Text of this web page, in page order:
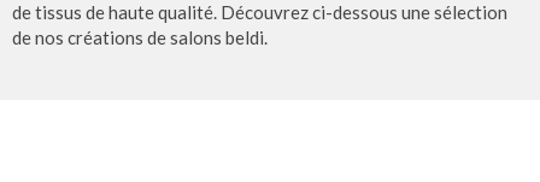
de tissus de haute qualité. Découvrez ci-dessous une sélection
de nos créations de salons beldi.